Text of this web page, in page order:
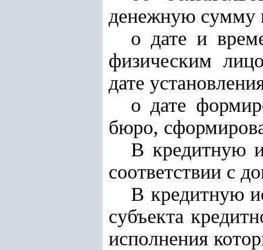
денежную сумму
о дате и
физическим
дате
о дате
бюро,
В кредитную
соответствии с
В кредитную
субъекта
исполнения